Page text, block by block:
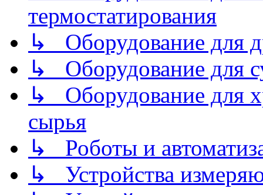
термостатирования
↳ Оборудование для
↳ Оборудование для
↳ Оборудование для
сырья
↳ Роботы и
↳ Устройства